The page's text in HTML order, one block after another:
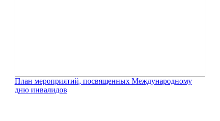
План мероприятий, посвященных Международному
дню инвалидов